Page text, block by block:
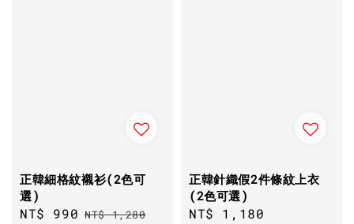
正韓細格紋襯衫(2色可
選)
Sale
NT$ 990 Regular
NT$ 1,280
正韓針織假2件條紋上衣
(2色可選)
Sale
NT$ 1,180